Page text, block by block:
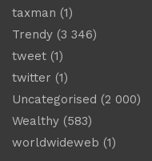
taxman (1)
Trendy (3 346)
tweet (1)
twitter (1)
Uncategorised (2 000)
Wealthy (583)
worldwideweb (1)